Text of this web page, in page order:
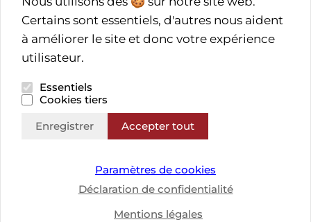
Certains sont essentiels, d'autres nous aident
à améliorer le site et donc votre expérience
utilisateur.
Essentiels
Cookies tiers
Enregistrer
Accepter tout
Paramètres de cookies
Déclaration de confidentialité
Mentions légales